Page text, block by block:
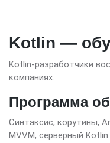
Kotlin —
Kotlin-разработчики
компаниях.
Программа
Синтаксис, корутины,
MVVM, серверный Kotlin